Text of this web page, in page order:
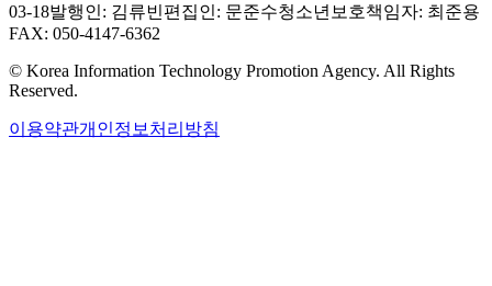
03-18발행인: 김류빈편집인: 문준수청소년보호책임자: 최준용
FAX: 050-4147-6362
© Korea Information Technology Promotion Agency. All Rights
Reserved.
이용약관개인정보처리방침